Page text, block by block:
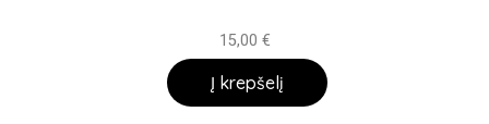
15,00 €
Į krepšelį